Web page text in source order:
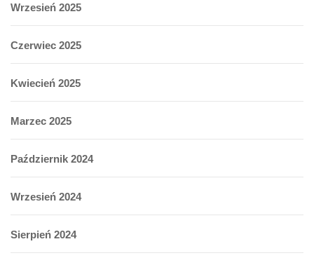
Wrzesień 2025
Czerwiec 2025
Kwiecień 2025
Marzec 2025
Październik 2024
Wrzesień 2024
Sierpień 2024